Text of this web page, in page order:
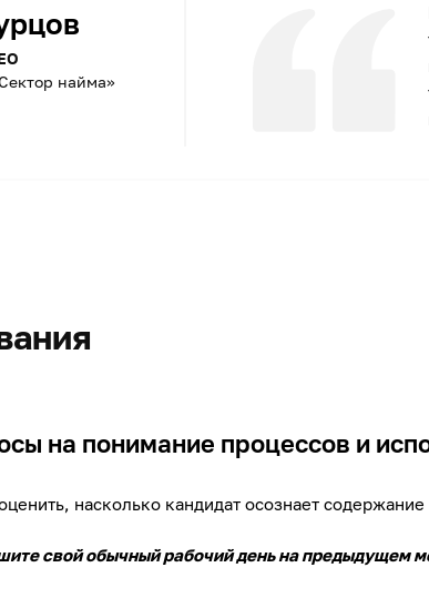
найма»
на понимание процессов и
насколько кандидат осознает
свой обычный рабочий день на предыдущем